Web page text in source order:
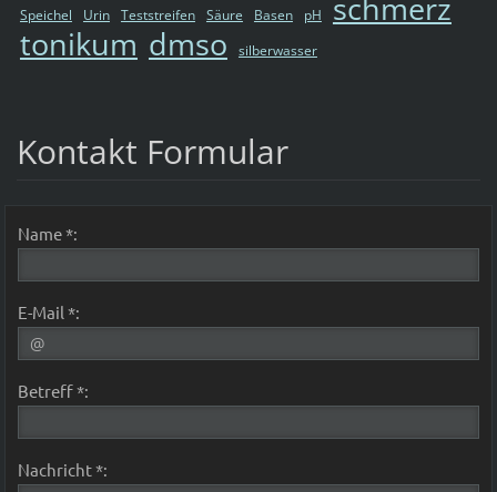
Speichel
Urin Teststreifen Säure Basen pH
tonikum dmso silberwasser
Kontakt Formular
Name *:
E-Mail *:
Betreff *:
Nachricht *: